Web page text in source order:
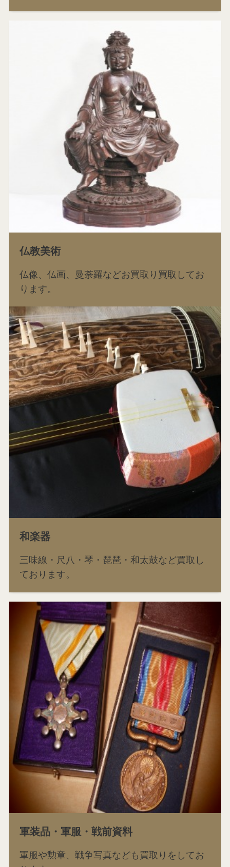
仏教美術
仏像、仏画、曼荼羅などお買取り買取してお
ります。
和楽器
三味線・尺八・琴・琵琶・和太鼓など買取し
ております。
軍装品・軍服・戦前資料
軍服や勲章、戦争写真なども買取りをしてお